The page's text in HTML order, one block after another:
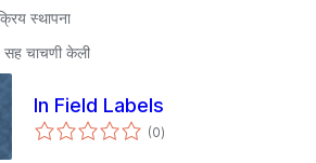
स्थापना
चाचणी केली
In Field Labels
(0एकूण
मूल्यांकन
)